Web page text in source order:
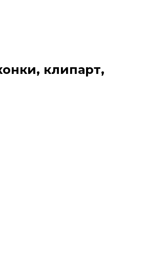
клипарт,